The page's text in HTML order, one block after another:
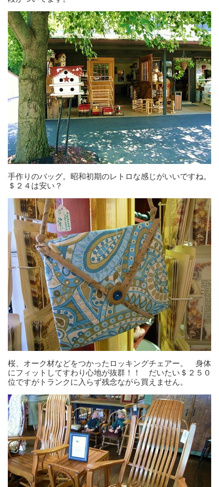
手作りのバッグ。昭和初期のレトロな感じがいいですね。
＄２４は安い？
桜、オーク材などをつかったロッキングチェアー。 身体
にフィットしてすわり心地が抜群！！ だいたい＄２５０
位ですがトランクに入らず残念ながら買えません。